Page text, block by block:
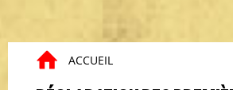
ACCUEIL